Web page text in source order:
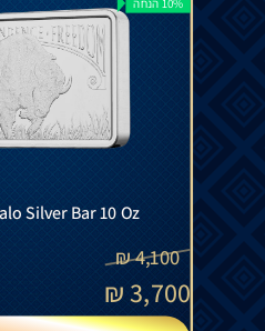
10% הנחה
Silver Bar 10 Oz
4,100
₪
3,700
₪